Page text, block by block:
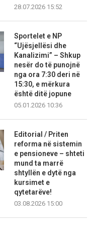
28.07.2026 15:52
Sportelet e NP
“Ujësjellësi dhe
Kanalizimi” – Shkup
nesër do të punojnë
nga ora 7:30 deri në
15:30, e mërkura
është ditë jopune
05.01.2026 10:36
Editorial / Priten
reforma në sistemin
e pensioneve – shteti
mund ta marrë
shtyllën e dytë nga
kursimet e
qytetarëve!
03.08.2026 15:00